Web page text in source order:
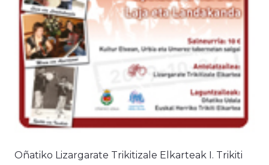
Oñatiko Lizargarate Trikitizale Elkarteak I. Trikiti